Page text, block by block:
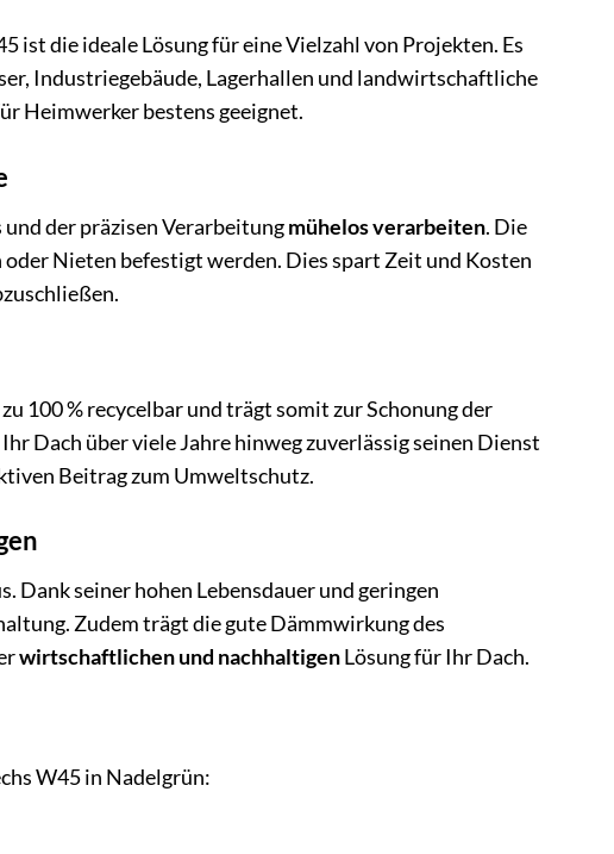
ist die ideale Lösung für eine Vielzahl von Projekten. Es
Industriegebäude, Lagerhallen und landwirtschaftliche
Heimwerker bestens geeignet.
und der präzisen Verarbeitungmühelos verarbeiten. Die
Nieten befestigt werden. Dies spart Zeit und Kosten
100 % recycelbar und trägt somit zur Schonung der
Dach über viele Jahre hinweg zuverlässig seinen Dienst
Beitrag zum Umweltschutz.
Dank seiner hohen Lebensdauer und geringen
Zudem trägt die gute Dämmwirkung des
wirtschaftlichen und nachhaltigenLösung für Ihr Dach.
W45 in Nadelgrün: